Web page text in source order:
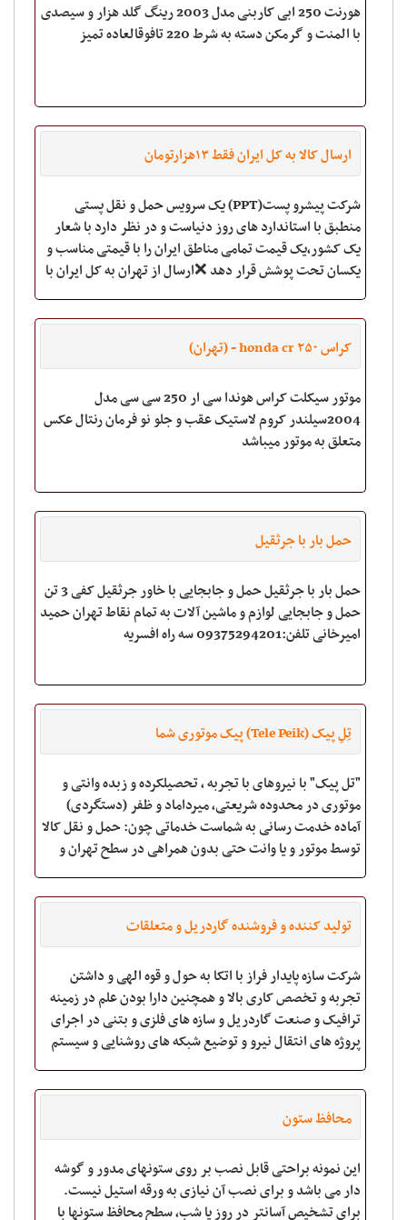
هورنت 250 ابی کاربنی مدل 2003 رینگ گلد هزار و سیصدی
با المنت و گرمکن دسته به شرط 220 تافوقالعاده تمیز
ارسال کالا به کل ایران فقط ۱۳هزارتومان
شرکت پیشرو پست(PPT) یک سرویس حمل و نقل پستی
منطبق با استاندارد های روز دنیاست و در نظر دارد با شعار
یک کشور،یک قیمت تمامی مناطق ایران را با قیمتی مناسب و
یکسان تحت پوشش قرار دهد ❌ارسال از تهران به کل ایران با
کراس honda cr ۲۵۰ - (تهران)
موتور سیکلت کراس هوندا سی ار 250 سی سی مدل
2004سیلندر کروم لاستیک عقب و جلو نو فرمان رنتال عکس
متعلق به موتور میباشد
حمل بار با جرثقیل
حمل بار با جرثقیل حمل و جابجایی با خاور جرثقیل کفی 3 تن
حمل و جابجایی لوازم و ماشین آلات به تمام نقاط تهران حمید
امیرخانی تلفن:09375294201 سه راه افسریه
تِلِ پیک (Tele Peik) پیک موتوری شما
"تل پیک" با نیروهای با تجربه , تحصیلکرده و زبده وانتی و
موتوری در محدوده شریعتی, میرداماد و ظفر (دستگردی)
آماده خدمت رسانی به شماست خدماتی چون: حمل و نقل کالا
توسط موتور و یا وانت حتی بدون همراهی در سطح تهران و
تولید کننده و فروشنده گاردریل و متعلقات
شرکت سازه پایدار فراز با اتکا به حول و قوه الهی و داشتن
تجربه و تخصص کاری بالا و همچنین دارا بودن علم در زمینه
ترافیک و صنعت گاردریل و سازه های فلزی و بتنی در اجرای
پروژه های انتقال نیرو و توضیع شبکه های روشنایی و سیستم
محافظ ستون
این نمونه براحتی قابل نصب بر روی ستونهای مدور و گوشه
دار می باشد و برای نصب آن نیازی به ورقه استیل نیست.
برای تشخیص آسانتر در روز یا شب، سطح محافظ ستونها با